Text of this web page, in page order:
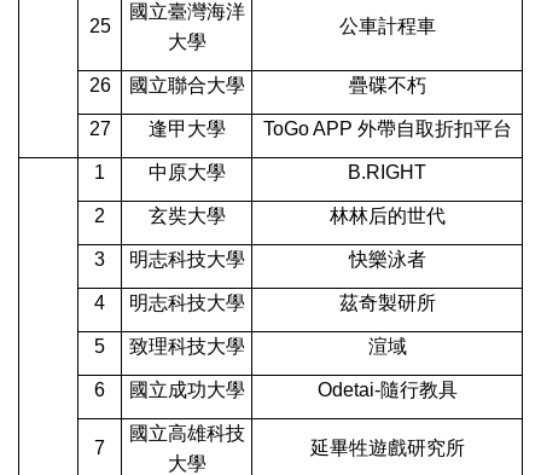
25
國立臺灣海洋
大學
公車計程車
26 國立聯合大學 疊碟不朽
27 逢甲大學 ToGo APP 外帶自取折扣平台
1 中原大學 B.RIGHT
2 玄奘大學 林林后的世代
3 明志科技大學 快樂泳者
4 明志科技大學 茲奇製研所
5 致理科技大學 渲域
6 國立成功大學 Odetai-隨行教具
7
國立高雄科技
大學
延畢牲遊戲研究所